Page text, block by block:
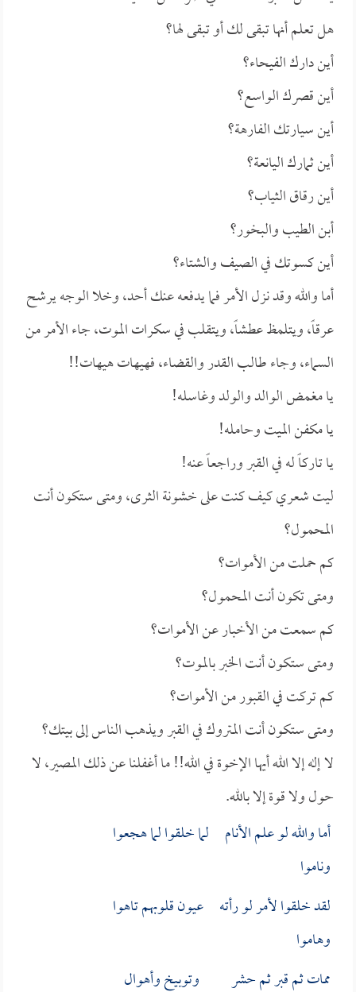
هل تعلم أنها تبقى لك أو تبقى لها؟
أين دارك الفيحاء؟
أين قصرك الواسع؟
أين سيارتك الفارهة؟
أين ثمارك اليانعة؟
أين رقاق الثياب؟
أبن الطيب والبخور؟
أين كسوتك في الصيف والشتاء؟
أما والله وقد نزل الأمر فما يدفعه عنك أحد، وخلا الوجه يرشح
عرقاً، ويتلمظ عطشاً، ويتقلب في سكرات الموت، جاء الأمر من
السماء، وجاء طالب القدر والقضاء، فهيهات هيهات!!
يا مغمض الوالد والولد وغاسله!
يا مكفن الميت وحامله!
يا تاركاً له في القبر وراجعاً عنه!
ليت شعري كيف كنت على خشونة الثرى، ومتى ستكون أنت
المحمول؟
كم حملت من الأموات؟
ومتى تكون أنت المحمول؟
كم سمعت من الأخبار عن الأموات؟
ومتى ستكون أنت الخبر بالموت؟
كم تركت في القبور من الأموات؟
ومتى ستكون أنت المتروك في القبر ويذهب الناس إلى بيتك؟
لا إله إلا الله أيها الإخوة في الله!! ما أغفلنا عن ذلك المصير، لا
حول ولا قوة إلا بالله.
أما والله لو علم الأنام لما خلقوا لما هجعوا
وناموا
لقد خلقوا لأمر لو رأته عيون قلوبهم تاهوا
وهاموا
ممات ثم قبر ثم حشر وتوبيخ وأهوال